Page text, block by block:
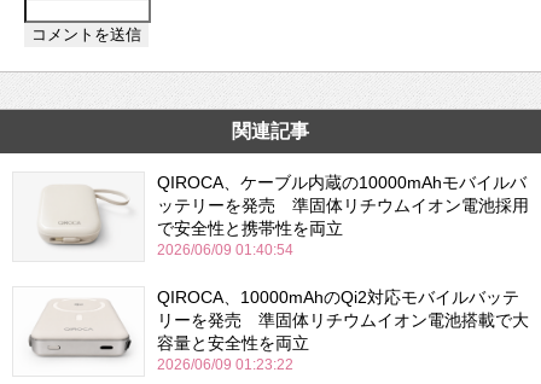
関連記事
QIROCA、ケーブル内蔵の10000mAhモバイルバ
ッテリーを発売 準固体リチウムイオン電池採用
で安全性と携帯性を両立
2026/06/09 01:40:54
QIROCA、10000mAhのQi2対応モバイルバッテ
リーを発売 準固体リチウムイオン電池搭載で大
容量と安全性を両立
2026/06/09 01:23:22